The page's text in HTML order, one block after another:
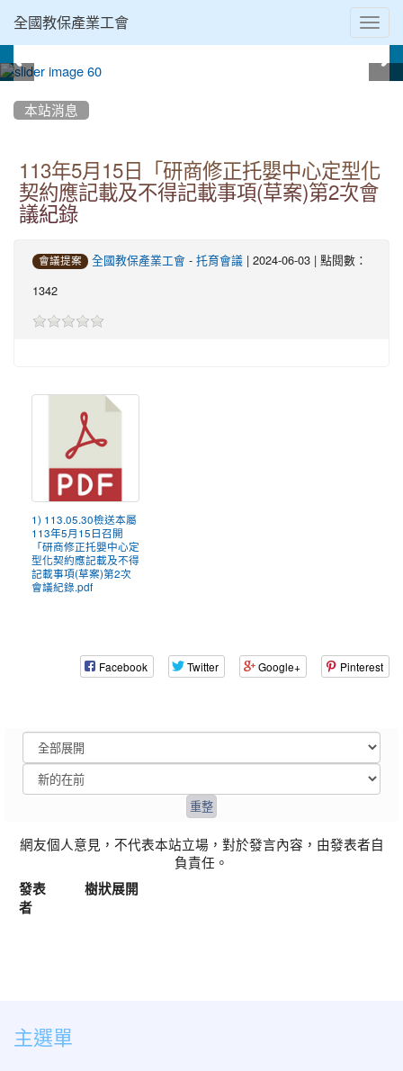
全國教保產業工會
本站消息
113年5月15日「研商修正托嬰中心定型化
契約應記載及不得記載事項(草案)第2次會
議紀錄
會議提案 全國教保產業工會 - 托育會議 | 2024-06-03 | 點閱數：
1342
1) 113.05.30檢送本屬
113年5月15日召開
「研商修正托嬰中心定
型化契約應記載及不得
記載事項(草案)第2次
會議紀錄.pdf
Facebook Twitter Google+ Pinterest
網友個人意見，不代表本站立場，對於發言內容，由發表者自
負責任。
發表
者
樹狀展開
主選單